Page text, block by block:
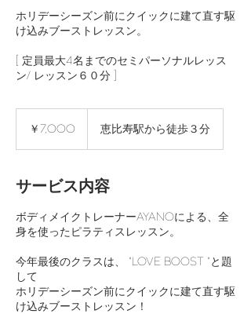
ホリデーシーズン前にクイックに建て直す駆
け込みブーストレッスン。
[ 定員最大4名までのセミパーソナルレッス
ン/ レッスン６０分 ]
￥7,000 恵比寿駅から徒歩３分
サービス内容
ボディメイクトレーナーAYANOによる、全
身を使ったピラティスレッスン。
今年最後のクラスは、 "LOVE BOOST "と題
して
ホリデーシーズン前にクイックに建て直す駆
け込みブーストレッスン！